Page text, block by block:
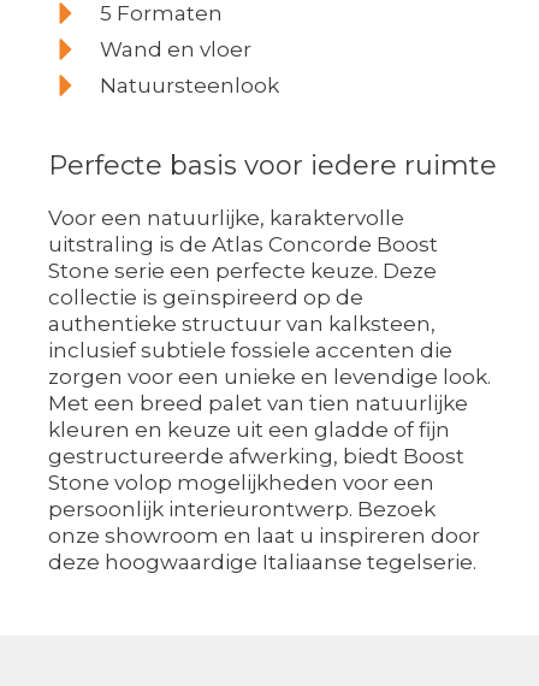
Perfecte basis voor iedere ruimte
Voor een natuurlijke, karaktervolle
uitstraling is de Atlas Concorde Boost
Stone serie een perfecte keuze. Deze
collectie is geïnspireerd op de
authentieke structuur van kalksteen,
inclusief subtiele fossiele accenten die
zorgen voor een unieke en levendige look.
Met een breed palet van tien natuurlijke
kleuren en keuze uit een gladde of fijn
gestructureerde afwerking, biedt Boost
Stone volop mogelijkheden voor een
persoonlijk interieurontwerp. Bezoek
onze showroom en laat u inspireren door
deze hoogwaardige Italiaanse tegelserie.
5 Formaten
Wand en vloer
Natuursteenlook